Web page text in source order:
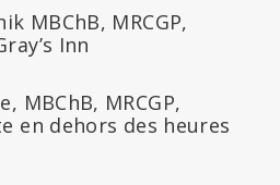
MBChB, MRCGP,
Inn
MBChB, MRCGP,
en dehors des heures